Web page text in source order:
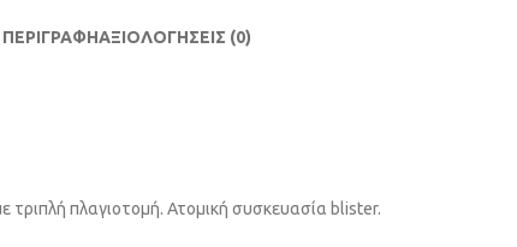
ΠΕΡΙΓΡΑΦΗΑΞΙΟΛΟΓΗΣΕΙΣ (0)
τριπλή πλαγιοτομή. Ατομική συσκευασία blister.